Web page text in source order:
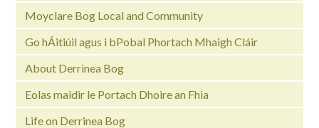
Moyclare Bog Local and Community
Go hÁitiúil agus i bPobal Phortach Mhaigh Cláir
About Derrinea Bog
Eolas maidir le Portach Dhoire an Fhia
Life on Derrinea Bog